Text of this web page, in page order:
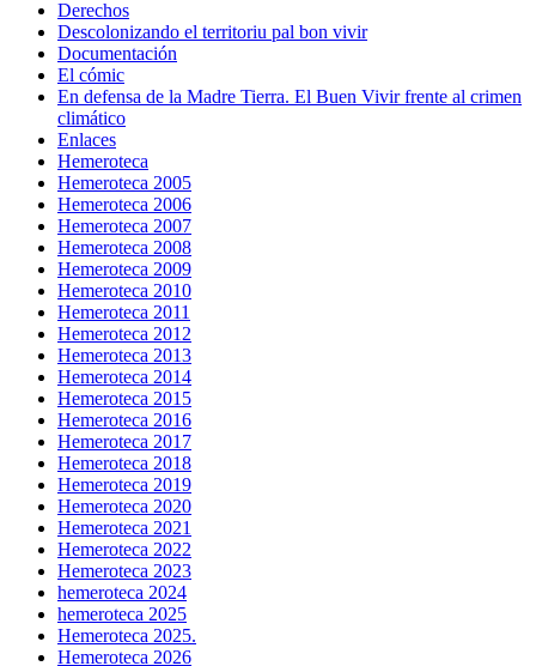
Derechos
Descolonizando el territoriu pal bon vivir
Documentación
El cómic
En defensa de la Madre Tierra. El Buen Vivir frente al crimen
climático
Enlaces
Hemeroteca
Hemeroteca 2005
Hemeroteca 2006
Hemeroteca 2007
Hemeroteca 2008
Hemeroteca 2009
Hemeroteca 2010
Hemeroteca 2011
Hemeroteca 2012
Hemeroteca 2013
Hemeroteca 2014
Hemeroteca 2015
Hemeroteca 2016
Hemeroteca 2017
Hemeroteca 2018
Hemeroteca 2019
Hemeroteca 2020
Hemeroteca 2021
Hemeroteca 2022
Hemeroteca 2023
hemeroteca 2024
hemeroteca 2025
Hemeroteca 2025.
Hemeroteca 2026